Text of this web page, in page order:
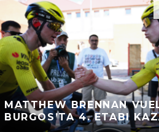
MATTHEW BRENNAN
BURGOS’TA 4. ETABI